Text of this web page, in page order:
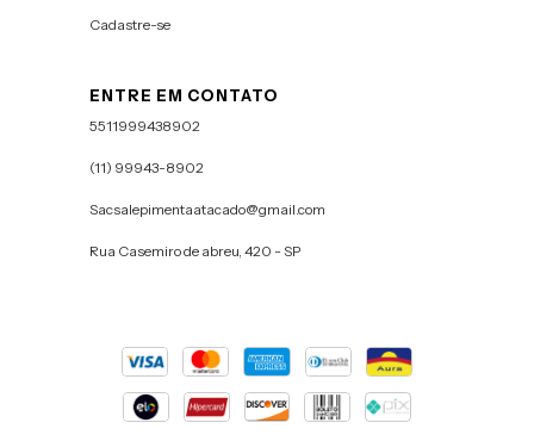
Cadastre-se
ENTRE EM CONTATO
5511999438902
(11) 99943-8902
Sacsalepimentaatacado@gmail.com
Rua Casemiro de abreu, 420 - SP